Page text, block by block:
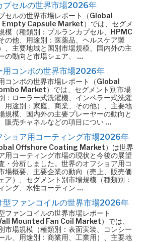
プセルの世界市場2026年
セルの世界市場レポート（Global
Capsule Market）では、セグメ
模（種類別：プルランカプセル、HPMC
の他、用途別：医薬品、ヘルスケア製
、主要地域と国別市場規模、国内外の主
の動向と市場シェア、 …
用コンボの世界市場2026年
コンボの世界市場レポート（Global
Market）では、セグメント別市場
：ローラー式洗濯機、インペラー式洗濯
用途別：家庭、商業、その他）、主要地
規模、国内外の主要プレーヤーの動向と
販売チャネルなどの項目につい …
ショア用コーティング市場2026年
Offshore Coating Market）は世界
用コーティング市場の現状と今後の展望
・分析しました。世界のオフショア用コ
場概要、主要企業の動向（売上、販売価
ア）、セグメント別市場規模（種類別：
ング、水性コーティン …
型ファンコイルの世界市場2026年
ファンコイルの世界市場レポート
Mounted Fan Coil Market）では、
市場規模（種類別：表面実装、コンシー
ル、用途別：商業用、工業用）、主要地